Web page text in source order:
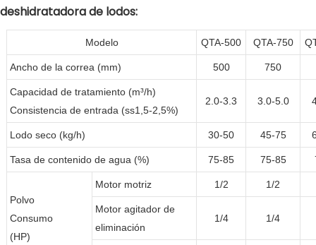
deshidratadora de lodos:
Modelo QTA-500 QTA-750
Ancho de la correa (mm) 500 750
Capacidad de tratamiento (m³/h)
Consistencia de entrada (ss1,5-2,5%)
2.0-3.3 3.0-5.0
Lodo seco (kg/h) 30-50 45-75
Tasa de contenido de agua (%) 75-85 75-85
Polvo
Consumo
(HP)
Motor motriz 1/2 1/2
Motor agitador de
eliminación
1/4 1/4